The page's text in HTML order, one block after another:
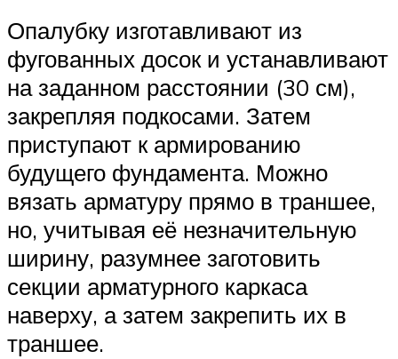
Опалубку изготавливают из
фугованных досок и устанавливают
на заданном расстоянии (30 см),
закрепляя подкосами. Затем
приступают к армированию
будущего фундамента. Можно
вязать арматуру прямо в траншее,
но, учитывая её незначительную
ширину, разумнее заготовить
секции арматурного каркаса
наверху, а затем закрепить их в
траншее.